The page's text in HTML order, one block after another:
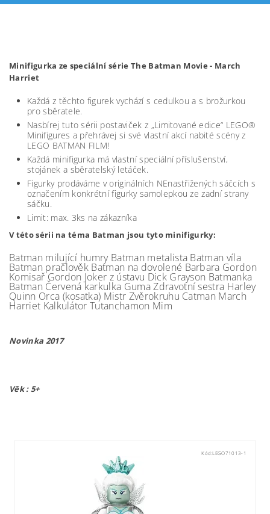
Minifigurka ze speciální série The Batman Movie - March
Harriet
Každá z těchto figurek vychází s cedulkou a s brožurkou
pro sběratele.
Nasbírej tuto sérii postaviček z „Limitované edice“ LEGO®
Minifigures a přehrávej si své vlastní akcí nabité scény z
LEGO BATMAN FILM!
Každá minifigurka má vlastní speciální příslušenství,
stojánek a sběratelský letáček.
Figurky prodáváme v originálních NEnastřižených sáčcích s
označením konkrétní figurky samolepkou ze zadní strany
sáčku.
Limit: max. 3ks na zákazníka
V této sérii na téma Batman jsou tyto minifigurky:
Batman milující humry Batman metalista Batman víla
Batman pračlověk Batman na dovolené Barbara Gordon
Komisař Gordon Joker z ústavu Dick Grayson Batmanka
Batman Červená karkulka Guma Zdravotní sestra Harley
Quinn Orca (kosatka) Mistr Zvěrokruhu Catman March
Harriet Kalkulátor Tutanchamon Mim
Novinka 2017
Věk : 5+
Kód:LEGO71013-1